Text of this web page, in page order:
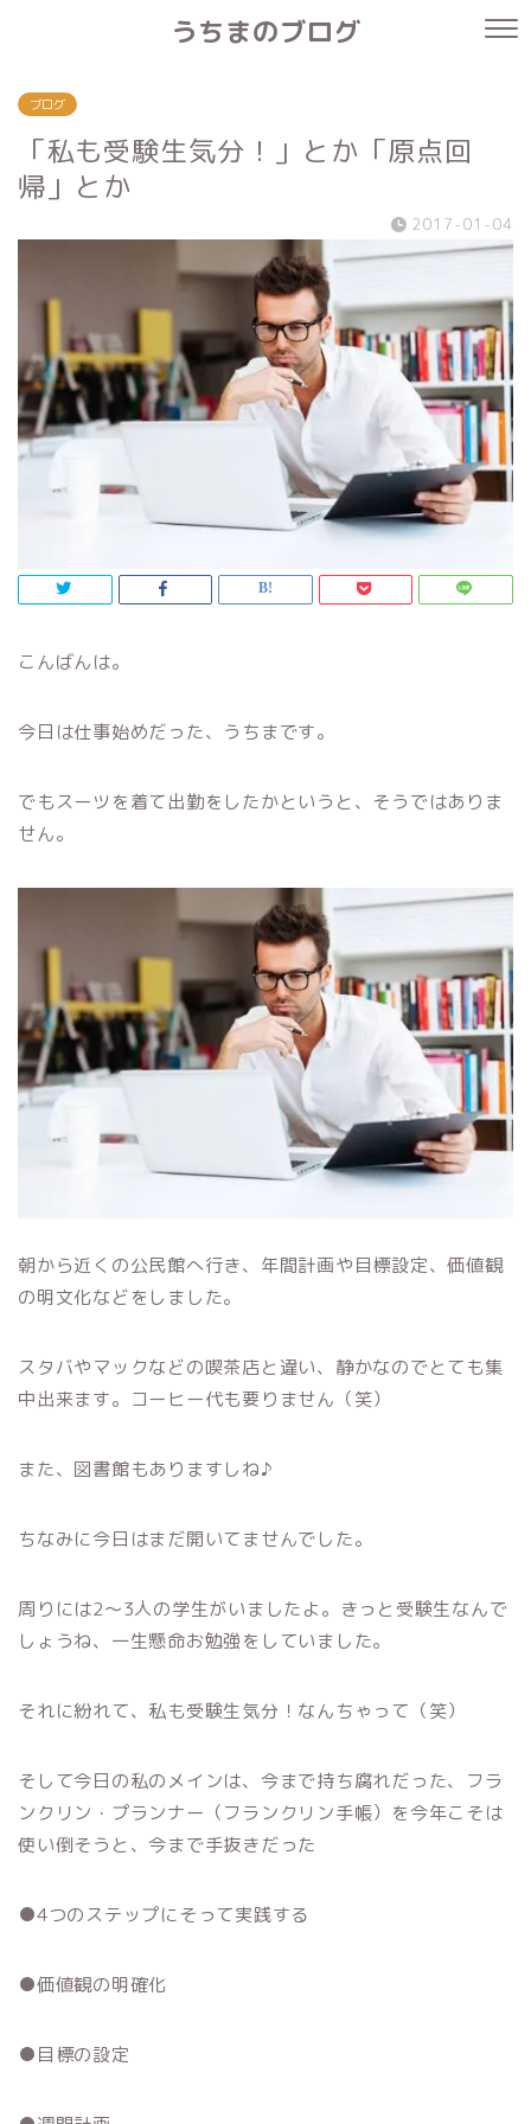
うちまのブログ
ブログ
「私も受験生気分！」とか「原点回
帰」とか
2017-01-04
こんばんは。
今日は仕事始めだった、うちまです。
でもスーツを着て出勤をしたかというと、そうではありま
せん。
朝から近くの公民館へ行き、年間計画や目標設定、価値観
の明文化などをしました。
スタバやマックなどの喫茶店と違い、静かなのでとても集
中出来ます。コーヒー代も要りません（笑）
また、図書館もありますしね♪
ちなみに今日はまだ開いてませんでした。
周りには2〜3人の学生がいましたよ。きっと受験生なんで
しょうね、一生懸命お勉強をしていました。
それに紛れて、私も受験生気分！なんちゃって（笑）
そして今日の私のメインは、今まで持ち腐れだった、フラ
ンクリン・プランナー（フランクリン手帳）を今年こそは
使い倒そうと、今まで手抜きだった
●4つのステップにそって実践する
●価値観の明確化
●目標の設定